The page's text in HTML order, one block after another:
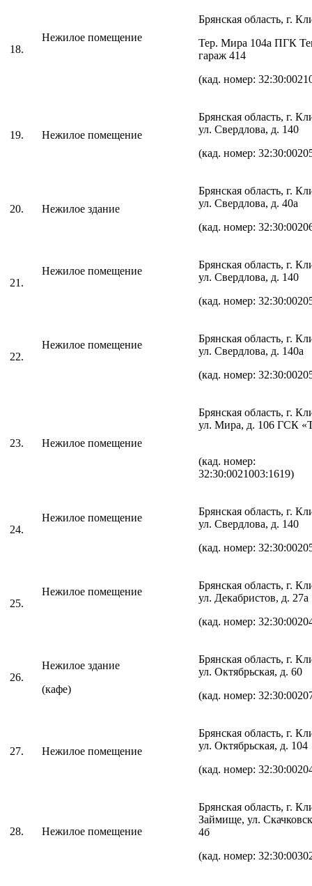
18.
Нежилое помещение
Брянская область, г.
Тер. Мира 104а ПГК
гараж 414
(кад. номер:
19. Нежилое помещение
Брянская область, г.
ул. Свердлова, д. 140
(кад. номер:
20. Нежилое здание
Брянская область, г.
ул. Свердлова, д. 40а
(кад. номер:
21.
Нежилое помещение
Брянская область, г.
ул. Свердлова, д. 140
(кад. номер:
22.
Нежилое помещение
Брянская область, г.
ул. Свердлова, д. 140а
(кад. номер:
23. Нежилое помещение
Брянская область, г.
ул. Мира, д. 106 ГСК
(кад. номер:
32:30:0021003:1619)
24.
Нежилое помещение
Брянская область, г.
ул. Свердлова, д. 140
(кад. номер:
25.
Нежилое помещение
Брянская область, г.
ул. Декабристов, д.
(кад. номер:
26.
Нежилое здание
(кафе)
Брянская область, г.
ул. Октябрьская, д. 60
(кад. номер:
27. Нежилое помещение
Брянская область, г.
ул. Октябрьская, д.
(кад. номер:
28. Нежилое помещение
Брянская область, г.
Займище, ул.
4б
(кад. номер: